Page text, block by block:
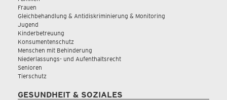
Frauen
Gleichbehandlung & Antidiskriminierung & Monitoring
Jugend
Kinderbetreuung
Konsumentenschutz
Menschen mit Behinderung
Niederlassungs- und Aufenthaltsrecht
Senioren
Tierschutz
GESUNDHEIT & SOZIALES